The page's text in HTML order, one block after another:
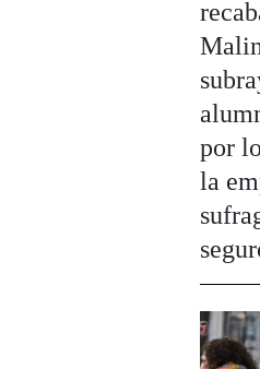
por
la